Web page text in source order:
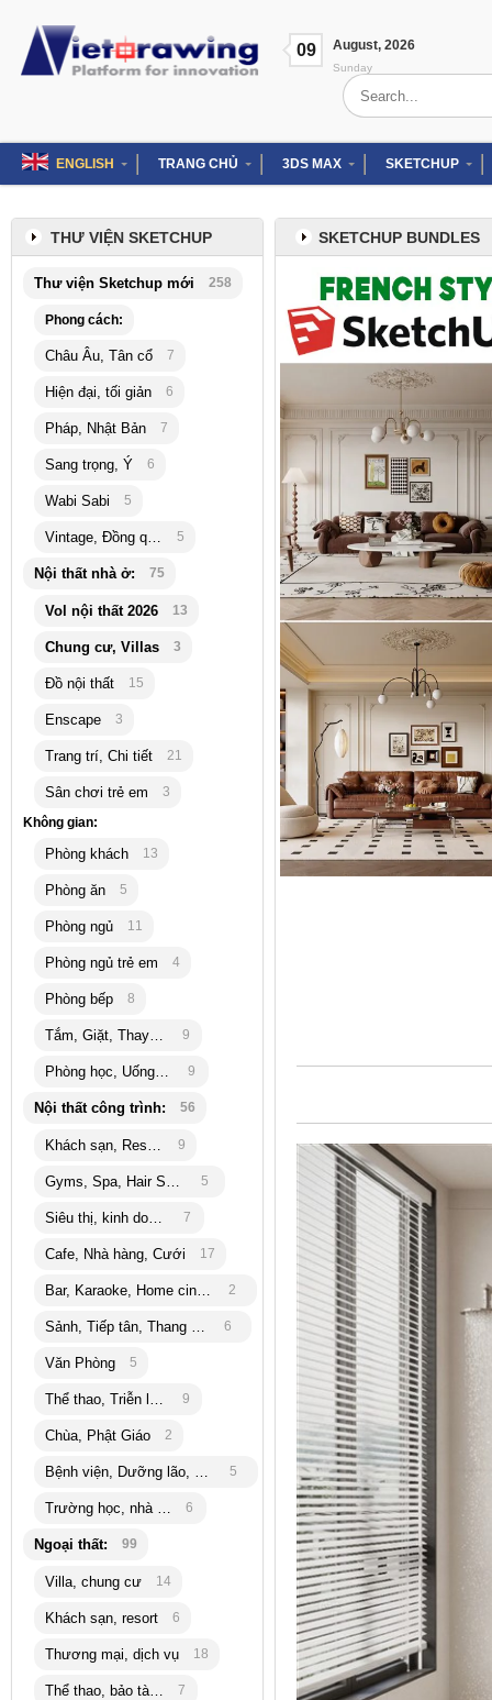
content
09 August, 2026
Sunday
Search
for:
ENGLISH TRANG CHỦ 3DS MAX SKETCHUP
SKETCHUP BUNDLES
THƯ VIỆN SKETCHUP
Thư viện Sketchup mới 258
Phong cách:
Châu Âu, Tân cổ 7
Hiện đại, tối giản 6
Pháp, Nhật Bản 7
Sang trọng, Ý 6
Wabi Sabi 5
Vintage, Đồng quê 5
Nội thất nhà ở: 75
Vol nội thất 2026 13
Chung cư, Villas 3
Đồ nội thất 15
Enscape 3
Trang trí, Chi tiết 21
Sân chơi trẻ em
3
Không gian:
Phòng khách 13
Phòng ăn 5
Phòng ngủ 11
Phòng ngủ trẻ em 4
Phòng bếp 8
Tắm, Giặt, Thay đồ 9
Phòng học, Uống trà 9
Nội thất công trình: 56
Khách sạn, Resort 9
Gyms, Spa, Hair Salon 5
Siêu thị, kinh doanh 7
Cafe, Nhà hàng, Cưới 17
Bar, Karaoke, Home cinema 2
Sảnh, Tiếp tân, Thang máy 6
Văn Phòng 5
Thể thao, Triễn lãm 9
Chùa, Phật Giáo 2
Bệnh viện, Dưỡng lão, bank 5
Trường học, nhà trẻ 6
Ngoại thất: 99
Villa, chung cư 14
Khách sạn, resort 6
Thương mại, dịch vụ 18
Thể thao, bảo tàng 7